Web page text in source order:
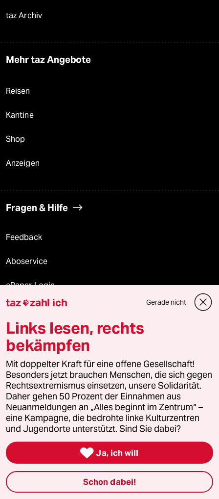
taz Archiv
Mehr taz Angebote
Reisen
Kantine
Shop
Anzeigen
Fragen & Hilfe
Feedback
Aboservice
ePaper Login
Downloads für Abonnierende
© 2026 taz Verlags und Vertriebs GmbH
Alle Rechte vorbehalten. Bei rechtlichen Fragen oder für Genehmigungen
wenden Sie sich bitte an lizenzen@taz.de
Feedback Redaktionsstatut Kommune-Richtlinien
Leitlinie Informant Datenschutz Impressum AGB
Seitenwende Einwilligungen widerrufen (Ads)
taz zahl ich Gerade nicht
Links lesen, rechts
bekämpfen
Mit doppelter Kraft für eine offene Gesellschaft!
Besonders jetzt brauchen Menschen, die sich gegen
Rechtsextremismus einsetzen, unsere Solidarität.
Daher gehen 50 Prozent der Einnahmen aus
Neuanmeldungen an „Alles beginnt im Zentrum“ –
eine Kampagne, die bedrohte linke Kulturzentren
und Jugendorte unterstützt. Sind Sie dabei?
 Ja, ich will
Schon dabei!